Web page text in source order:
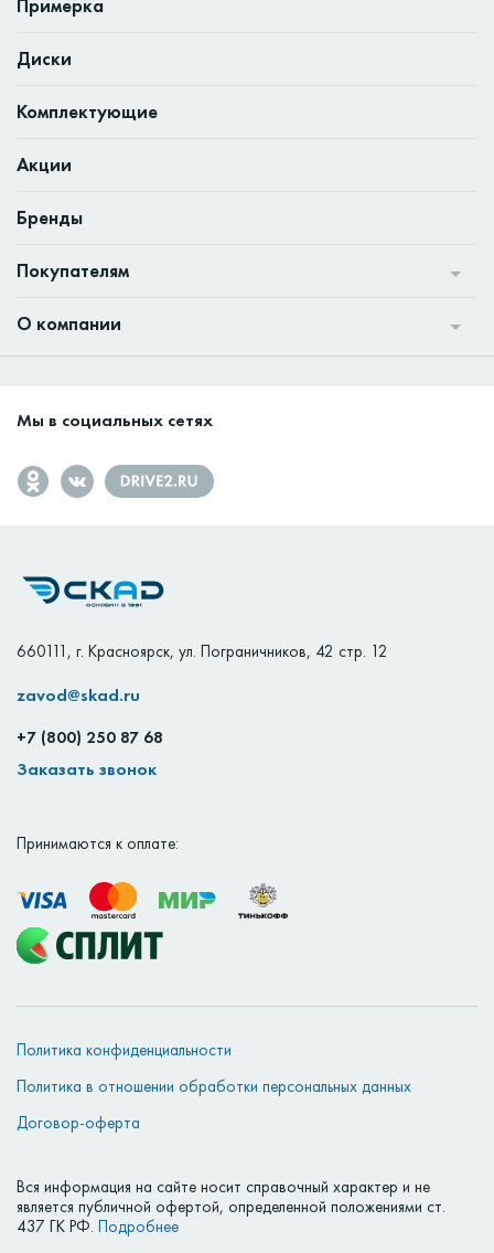
660111 , г. Красноярск, ул. Пограничников, 42 стр. 12
zavod@skad.ru
+7 (800) 250 87 68
Заказать звонок
Примерка
Диски
Комплектующие
Акции
Бренды
Покупателям
О компании
Мы в социальных сетях
Принимаются к оплате:
Политика конфиденциальности
Политика в отношении обработки персональных данных
Договор-оферта
Вся информация на сайте носит справочный характер и не
является публичной офертой, определенной положениями ст.
437 ГК РФ. Подробнее